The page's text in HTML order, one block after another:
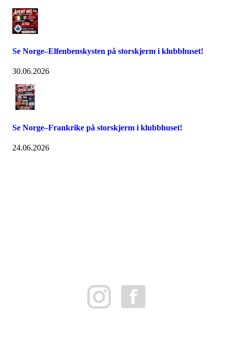
Se Norge–Elfenbenskysten på storskjerm i klubbhuset!
30.06.2026
Se Norge–Frankrike på storskjerm i klubbhuset!
24.06.2026